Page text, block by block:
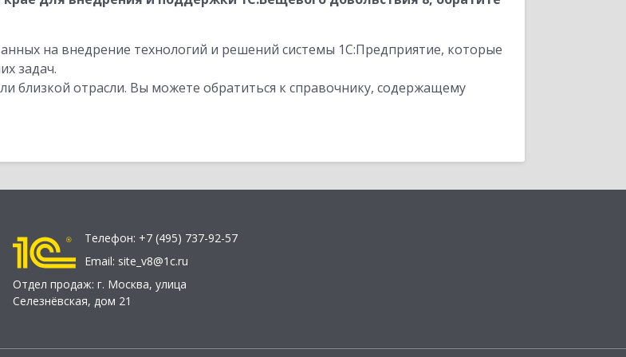
на внедрение технологий и решений системы 1С:Предприятие, которые
задач.
близкой отрасли. Вы можете обратиться к справочнику, содержащему
Телефон: +7 (495) 737-92-57
Email: site_v8@1c.ru
Отдел продаж: г. Москва, улица
Селезнёвская, дом 21